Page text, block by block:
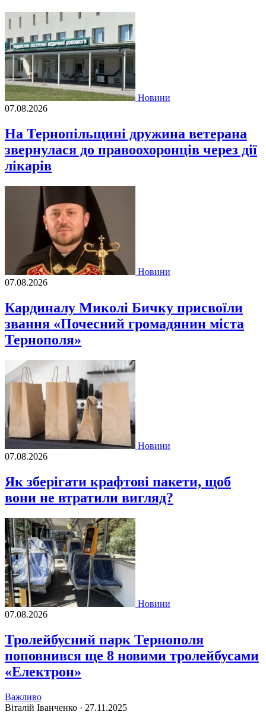
Новини
07.08.2026
На Тернопільщині дружина ветерана
звернулася до правоохоронців через дії
лікарів
Новини
07.08.2026
Кардиналу Миколі Бичку присвоїли
звання «Почесний громадянин міста
Тернополя»
Новини
07.08.2026
Як зберігати крафтові пакети, щоб
вони не втратили вигляд?
Новини
07.08.2026
Тролейбусний парк Тернополя
поповнився ще 8 новими тролейбусами
«Електрон»
Важливо
Віталій Іванченко · 27.11.2025